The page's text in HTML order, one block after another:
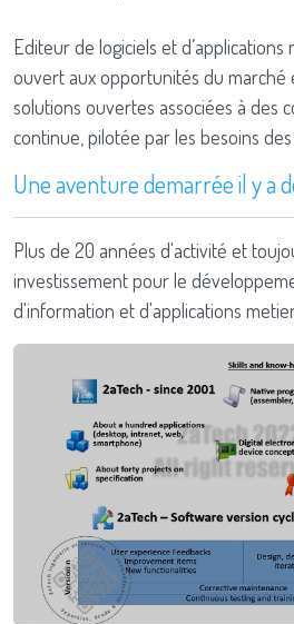
Editeur de logiciels et d’applications
ouvert aux opportunités du marché
solutions ouvertes associées à des
continue, pilotée par les besoins
Une aventure demarrée il y a
Plus de 20 années d'activité et
investissement pour le
d'information et d'applications